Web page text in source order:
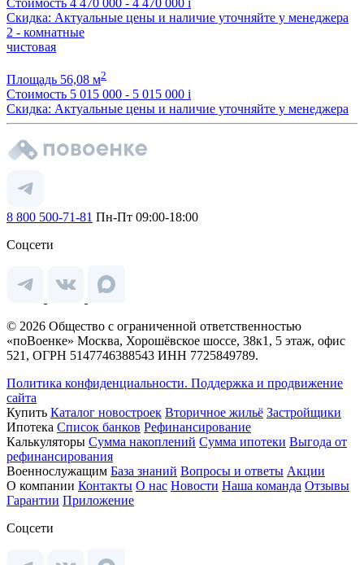
Стоимость 4 470 000 - 4 470 000 i
Скидка: Актуальные цены и наличие уточняйте у менеджера
2 - комнатные
чистовая
Площадь 56,08 м2
Стоимость 5 015 000 - 5 015 000 i
Скидка: Актуальные цены и наличие уточняйте у менеджера
8 800 500-71-81 Пн-Пт 09:00-18:00
Соцсети
© 2026 Общество с ограниченной ответственностью
«поВоенке» Москва, Хорошёвское шоссе, 38к1, 5 этаж, офис
521, ОГРН 5147746388543 ИНН 7725849789.
Политика конфиденциальности. Поддержка и продвижение
сайта
Купить Каталог новостроек Вторичное жильё Застройщики
Ипотека Список банков Рефинансирование
Калькуляторы Сумма накоплений Сумма ипотеки Выгода от
рефинансирования
Военнослужащим База знаний Вопросы и ответы Акции
О компании Контакты О нас Новости Наша команда Отзывы
Гарантии Приложение
Соцсети